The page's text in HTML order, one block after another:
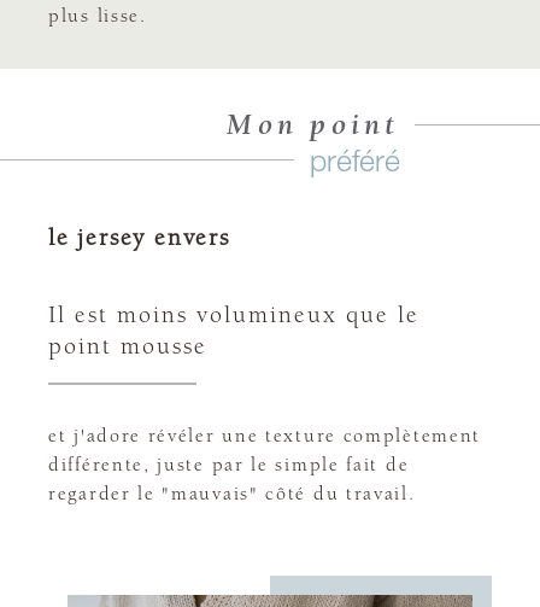
plus lisse.
Mon point
préféré
le jersey envers
Il est moins volumineux que le
point mousse
et j'adore révéler une texture complètement
différente, juste par le simple fait de
regarder le "mauvais" côté du travail.